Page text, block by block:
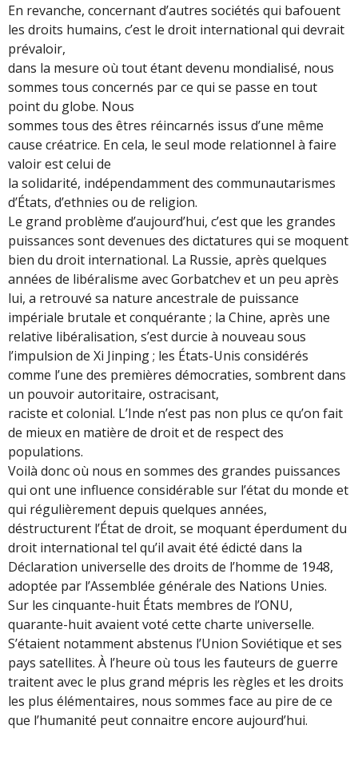
En revanche, concernant d’autres sociétés qui bafouent
les droits humains, c’est le droit international qui devrait
prévaloir,
dans la mesure où tout étant devenu mondialisé, nous
sommes tous concernés par ce qui se passe en tout
point du globe. Nous
sommes tous des êtres réincarnés issus d’une même
cause créatrice. En cela, le seul mode relationnel à faire
valoir est celui de
la solidarité, indépendamment des communautarismes
d’États, d’ethnies ou de religion.
Le grand problème d’aujourd’hui, c’est que les grandes
puissances sont devenues des dictatures qui se moquent
bien du droit international. La Russie, après quelques
années de libéralisme avec Gorbatchev et un peu après
lui, a retrouvé sa nature ancestrale de puissance
impériale brutale et conquérante ; la Chine, après une
relative libéralisation, s’est durcie à nouveau sous
l’impulsion de Xi Jinping ; les États-Unis considérés
comme l’une des premières démocraties, sombrent dans
un pouvoir autoritaire, ostracisant,
raciste et colonial. L’Inde n’est pas non plus ce qu’on fait
de mieux en matière de droit et de respect des
populations.
Voilà donc où nous en sommes des grandes puissances
qui ont une influence considérable sur l’état du monde et
qui régulièrement depuis quelques années,
déstructurent l’État de droit, se moquant éperdument du
droit international tel qu’il avait été édicté dans la
Déclaration universelle des droits de l’homme de 1948,
adoptée par l’Assemblée générale des Nations Unies.
Sur les cinquante-huit États membres de l’ONU,
quarante-huit avaient voté cette charte universelle.
S’étaient notamment abstenus l’Union Soviétique et ses
pays satellites. À l’heure où tous les fauteurs de guerre
traitent avec le plus grand mépris les règles et les droits
les plus élémentaires, nous sommes face au pire de ce
que l’humanité peut connaitre encore aujourd’hui.